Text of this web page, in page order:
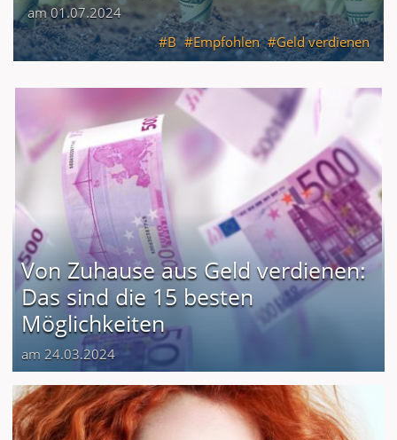
am 01.07.2024
B
Empfohlen Geld verdienen
Von Zuhause aus Geld verdienen:
Das sind die 15 besten
Möglichkeiten
am 24.03.2024